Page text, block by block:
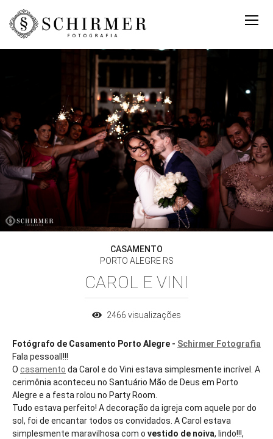
CASAMENTO
PORTO ALEGRE RS
CAROL E VINI
2466 visualizações
Fotógrafo de Casamento Porto Alegre - Schirmer Fotografia
Fala pessoall!!!
O casamento da Carol e do Vini estava simplesmente incrível. A
cerimônia aconteceu no Santuário Mão de Deus em Porto
Alegre e a festa rolou no Party Room.
Tudo estava perfeito! A decoração da igreja com aquele por do
sol, foi de encantar todos os convidados. A Carol estava
simplesmente maravilhosa com o vestido de noiva, lindo!!!,